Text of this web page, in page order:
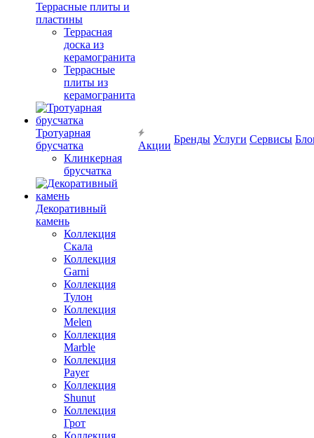
Террасные плиты и
пластины
Террасная
доска из
керамогранита
Террасные
плиты из
керамогранита
Тротуарная
брусчатка
Клинкерная
брусчатка
Декоративный
камень
Коллекция
Скала
Коллекция
Garni
Коллекция
Тулон
Коллекция
Melen
Коллекция
Marble
Коллекция
Payer
Коллекция
Shunut
Коллекция
Грот
Акции
Бренды Услуги Сервисы